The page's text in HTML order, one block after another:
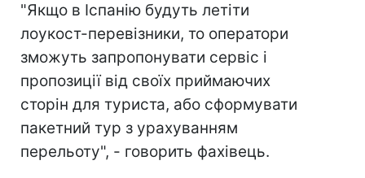
"Якщо в Іспанію будуть летіти
лоукост-перевізники, то оператори
зможуть запропонувати сервіс і
пропозиції від своїх приймаючих
сторін для туриста, або сформувати
пакетний тур з урахуванням
перельоту", - говорить фахівець.